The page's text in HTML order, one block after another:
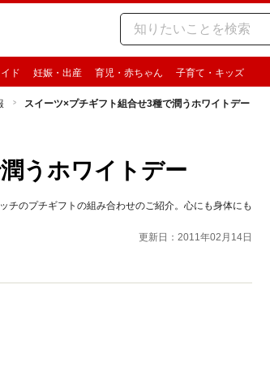
ド 妊娠・出産 育児・赤ちゃん 子育て・キッズ
スイーツ×プチギフト組合せ3種で潤うホワイトデー
うホワイトデー
チのプチギフトの組み合わせのご紹介。心にも身体にも
更新日：2011年02月14日